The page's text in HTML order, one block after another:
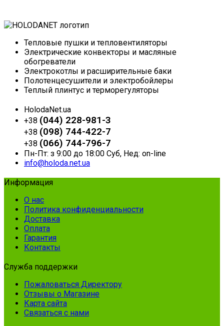
Тепловые пушки и тепловентиляторы
Электрические конвекторы и масляные
обогреватели
Электрокотлы и расширительные баки
Полотенцесушители и электробойлеры
Теплый плинтус и терморегуляторы
HolodaNet.ua
+38 (044) 228-981-3
+38 (098) 744-422-7
+38 (066) 744-796-7
Пн-Пт: з 9:00 до 18:00 Суб, Нед: on-line
info@holoda.net.ua
Информация
О нас
Политика конфиденциальности
Доставка
Оплата
Гарантия
Контакты
Служба поддержки
Пожаловаться Директору
Отзывы о Магазине
Карта сайта
Связаться с нами